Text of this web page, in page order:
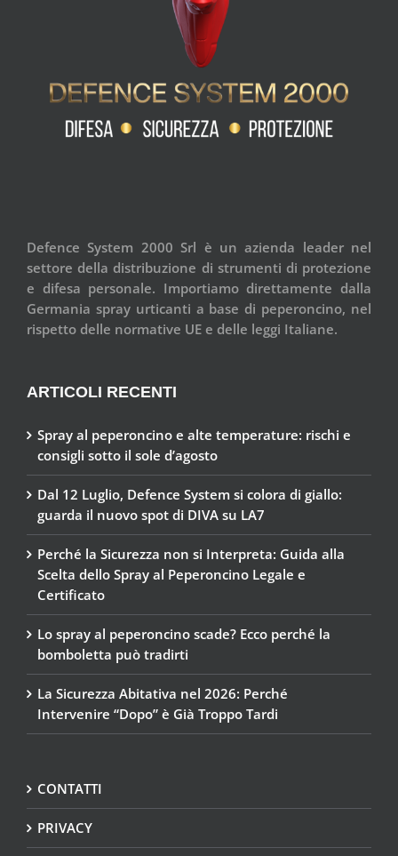
Defence System 2000 Srl è un azienda leader nel
settore della distribuzione di strumenti di protezione
e difesa personale. Importiamo direttamente dalla
Germania spray urticanti a base di peperoncino, nel
rispetto delle normative UE e delle leggi Italiane.
ARTICOLI RECENTI
Spray al peperoncino e alte temperature: rischi e
consigli sotto il sole d’agosto
Dal 12 Luglio, Defence System si colora di giallo:
guarda il nuovo spot di DIVA su LA7
Perché la Sicurezza non si Interpreta: Guida alla
Scelta dello Spray al Peperoncino Legale e
Certificato
Lo spray al peperoncino scade? Ecco perché la
bomboletta può tradirti
La Sicurezza Abitativa nel 2026: Perché
Intervenire “Dopo” è Già Troppo Tardi
CONTATTI
PRIVACY